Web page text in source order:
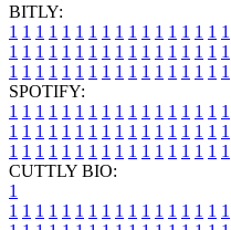
BITLY:
1 1 1 1 1 1 1 1 1 1 1 1 1 1 1 1 1
1 1 1 1 1 1 1 1 1 1 1 1 1 1 1 1 1
1 1 1 1 1 1 1 1 1 1 1 1 1 1 1 1 1
SPOTIFY:
1 1 1 1 1 1 1 1 1 1 1 1 1 1 1 1 1
1 1 1 1 1 1 1 1 1 1 1 1 1 1 1 1 1
1 1 1 1 1 1 1 1 1 1 1 1 1 1 1 1 1
CUTTLY BIO:
1
1 1 1 1 1 1 1 1 1 1 1 1 1 1 1 1 1